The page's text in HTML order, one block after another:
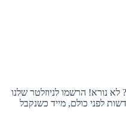
נורא! הרשמו לניוזלטר שלנו
לפני כולם, מייד כשנקבל